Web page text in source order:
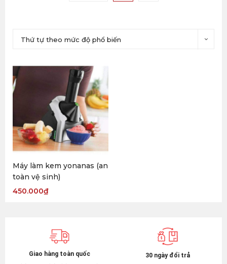
Thứ tự theo mức độ phổ biến
Máy làm kem yonanas (an
toàn vệ sinh)
450.000₫
Giao hàng toàn quốc 30 ngày đổi trả